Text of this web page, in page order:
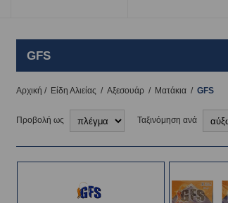
GFS
Αρχική / Είδη Αλιείας / Αξεσουάρ / Ματάκια / GFS
Προβολή ως Ταξινόμηση ανά